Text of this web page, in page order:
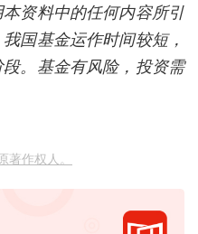
资料中的任何内容所引
国基金运作时间较短，
。基金有风险，投资需
作权人。